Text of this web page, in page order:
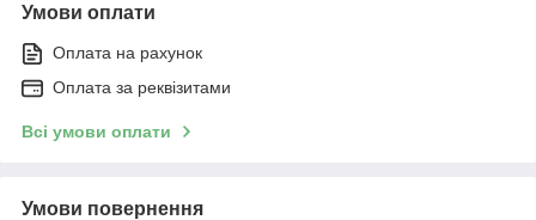
Умови оплати
Оплата на рахунок
Оплата за реквізитами
Всі умови оплати
Умови повернення